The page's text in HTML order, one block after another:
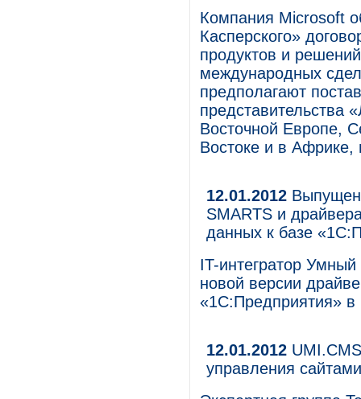
Компания Microsoft
Касперского»
продуктов и
международных
предполагают
представительства
Восточной Европе,
Востоке и в Африке,
12.01.2012
SMARTS и
данных к базе
IT-интегратор
новой версии
«1С:Предприятия»
12.01.2012
управления